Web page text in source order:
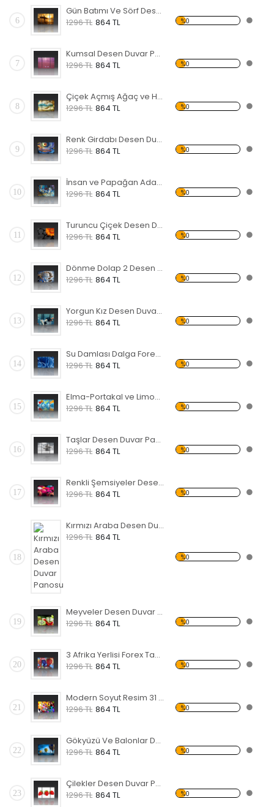
6
Gün Batımı Ve Sörf Desen Duvar Panosu
1296 TL 864 TL %0
7
Kumsal Desen Duvar Panosu
1296 TL 864 TL %0
8
Çiçek Açmış Ağaç ve Hamak Forex Tablo
1296 TL 864 TL %0
9
Renk Girdabı Desen Duvar Panosu
1296 TL 864 TL %0
10
İnsan ve Papağan Adada Forex Tablo
1296 TL 864 TL %0
11
Turuncu Çiçek Desen Duvar Panosu
1296 TL 864 TL %0
12
Dönme Dolap 2 Desen Duvar Panosu
1296 TL 864 TL %0
13
Yorgun Kız Desen Duvar Panosu
1296 TL 864 TL %0
14
Su Damlası Dalga Forex Tablo
1296 TL 864 TL %0
15
Elma-Portakal ve Limon Forex Tablo
1296 TL 864 TL %0
16
Taşlar Desen Duvar Panosu
1296 TL 864 TL %0
17
Renkli Şemsiyeler Desen Duvar Panosu
1296 TL 864 TL %0
18
Kırmızı Araba Desen Duvar Panosu
1296 TL 864 TL
%0
19
Meyveler Desen Duvar Panosu
1296 TL 864 TL %0
20
3 Afrika Yerlisi Forex Tablo
1296 TL 864 TL %0
21
Modern Soyut Resim 31 Forex Tablo
1296 TL 864 TL %0
22
Gökyüzü Ve Balonlar Desen Duvar Panosu
1296 TL 864 TL %0
23
Çilekler Desen Duvar Panosu
1296 TL 864 TL %0